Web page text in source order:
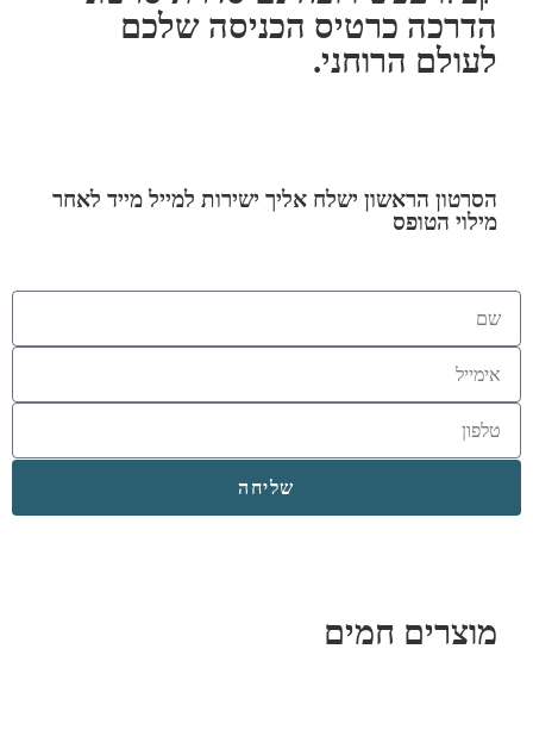
הדרכה כרטיס הכניסה שלכם
לעולם הרוחני.
הסרטון הראשון ישלח אליך ישירות למייל מייד לאחר
מילוי הטופס
שליחה
מוצרים חמים